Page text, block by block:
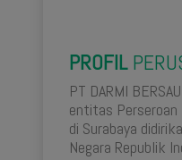
PROFIL
PT DARMI
entitas
di Surabaya
Negara Republik